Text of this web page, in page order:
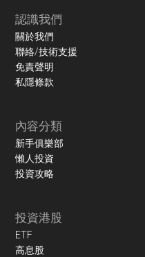
認識我們
關於我們
聯絡/技術支援
免責聲明
私隱條款
內容分類
新手俱樂部
懶人投資
投資攻略
投資港股
ETF
高息股